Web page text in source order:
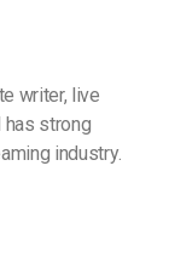
writer, live
has strong
industry.